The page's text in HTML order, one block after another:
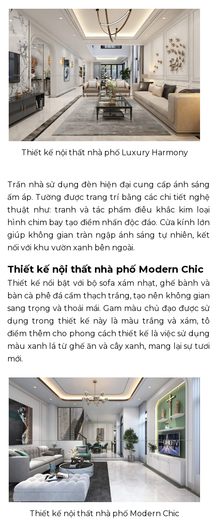
Thiết kế nội thất nhà phố Luxury Harmony
Trần nhà sử dụng đèn hiện đại cung cấp ánh sáng
ấm áp. Tường được trang trí bằng các chi tiết nghệ
thuật như: tranh và tác phẩm điêu khắc kim loại
hình chim bay tạo điểm nhấn độc đáo. Cửa kính lớn
giúp không gian tràn ngập ánh sáng tự nhiên, kết
nối với khu vườn xanh bên ngoài.
Thiết kế nội thất nhà phố Modern Chic
Thiết kế nổi bật với bộ sofa xám nhạt, ghế bành và
bàn cà phê đá cẩm thạch trắng, tạo nên không gian
sang trọng và thoải mái. Gam màu chủ đạo được sử
dụng trong thiết kế này là màu trắng và xám, tô
điểm thêm cho phong cách thiết kế là việc sử dụng
màu xanh lá từ ghế ăn và cây xanh, mang lại sự tươi
mới.
Thiết kế nội thất nhà phố Modern Chic